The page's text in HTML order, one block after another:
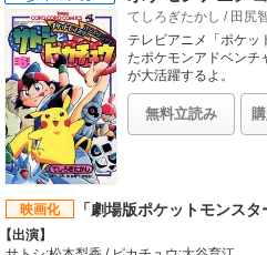
2017年9月29日
てしろぎたかし / 田尻
テレビアニメ「ポケッ
たポケモンアドベンチ
が大活躍するよ。
無料立読み
映画化 「劇場版ポケットモンスタ
【出演】